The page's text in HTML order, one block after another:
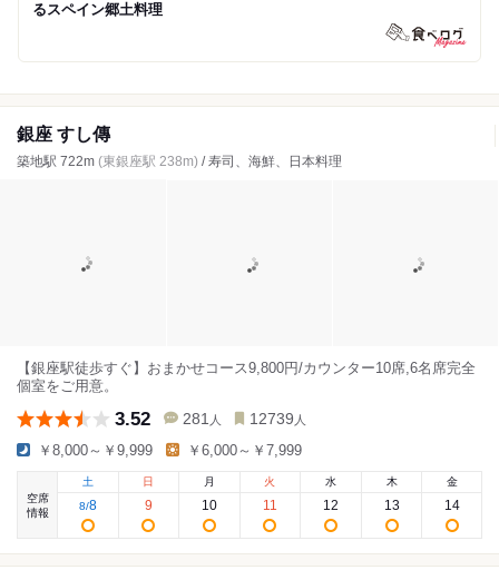
るスペイン郷土料理
銀座 すし傳
築地駅 722m (東銀座駅 238m) / 寿司、海鮮、日本料理
【銀座駅徒歩すぐ】おまかせコース9,800円/カウンター10席,6名席完全
個室をご用意。
3.52 281 人 12739 人
￥8,000～￥9,999 ￥6,000～￥7,999
空席
情報
土
8/8
日
9
月
10
火
11
水
12
木
13
金
14